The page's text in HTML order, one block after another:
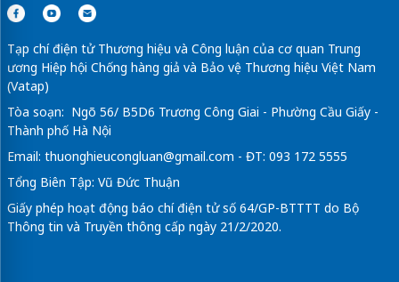
Tạp chí điện tử Thương hiệu và Công luận của cơ quan Trung
ương Hiệp hội Chống hàng giả và Bảo vệ Thương hiệu Việt Nam
(Vatap)
Tòa soạn: Ngõ 56/ B5D6 Trương Công Giai - Phường Cầu Giấy -
Thành phố Hà Nội
Email: thuonghieucongluan@gmail.com - ĐT: 093 172 5555
Tổng Biên Tập: Vũ Đức Thuận
Giấy phép hoạt động báo chí điện tử số 64/GP-BTTTT do Bộ
Thông tin và Truyền thông cấp ngày 21/2/2020.